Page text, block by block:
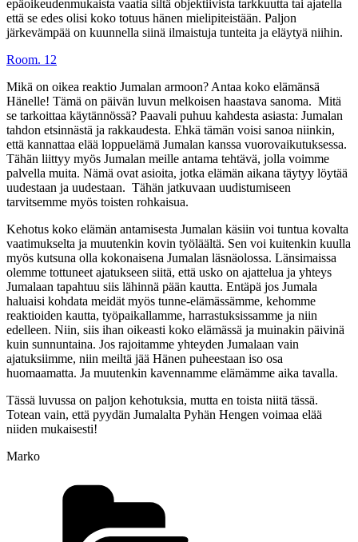
epäoikeudenmukaista vaatia siltä objektiivista tarkkuutta tai ajatella
että se edes olisi koko totuus hänen mielipiteistään. Paljon
järkevämpää on kuunnella siinä ilmaistuja tunteita ja eläytyä niihin.
Room. 12
Mikä on oikea reaktio Jumalan armoon? Antaa koko elämänsä
Hänelle! Tämä on päivän luvun melkoisen haastava sanoma. Mitä
se tarkoittaa käytännössä? Paavali puhuu kahdesta asiasta: Jumalan
tahdon etsinnästä ja rakkaudesta. Ehkä tämän voisi sanoa niinkin,
että kannattaa elää loppuelämä Jumalan kanssa vuorovaikutuksessa.
Tähän liittyy myös Jumalan meille antama tehtävä, jolla voimme
palvella muita. Nämä ovat asioita, jotka elämän aikana täytyy löytää
uudestaan ja uudestaan. Tähän jatkuvaan uudistumiseen
tarvitsemme myös toisten rohkaisua.
Kehotus koko elämän antamisesta Jumalan käsiin voi tuntua kovalta
vaatimukselta ja muutenkin kovin työläältä. Sen voi kuitenkin kuulla
myös kutsuna olla kokonaisena Jumalan läsnäolossa. Länsimaissa
olemme tottuneet ajatukseen siitä, että usko on ajattelua ja yhteys
Jumalaan tapahtuu siis lähinnä pään kautta. Entäpä jos Jumala
haluaisi kohdata meidät myös tunne-elämässämme, kehomme
reaktioiden kautta, työpaikallamme, harrastuksissamme ja niin
edelleen. Niin, siis ihan oikeasti koko elämässä ja muinakin päivinä
kuin sunnuntaina. Jos rajoitamme yhteyden Jumalaan vain
ajatuksiimme, niin meiltä jää Hänen puheestaan iso osa
huomaamatta. Ja muutenkin kavennamme elämämme aika tavalla.
Tässä luvussa on paljon kehotuksia, mutta en toista niitä tässä.
Totean vain, että pyydän Jumalalta Pyhän Hengen voimaa elää
niiden mukaisesti!
Marko